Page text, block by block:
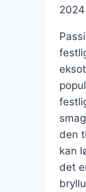
2024
den
kan
det